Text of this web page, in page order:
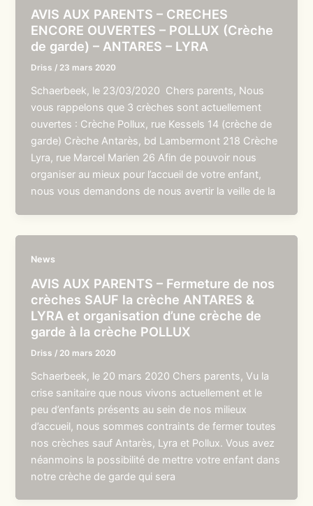
AVIS AUX PARENTS – CRECHES
ENCORE OUVERTES – POLLUX (Crèche
de garde) – ANTARES – LYRA
Driss / 23 mars 2020
Schaerbeek, le 23/03/2020 Chers parents, Nous
vous rappelons que 3 crèches sont actuellement
ouvertes : Crèche Pollux, rue Kessels 14 (crèche de
garde) Crèche Antarès, bd Lambermont 218 Crèche
Lyra, rue Marcel Marien 26 Afin de pouvoir nous
organiser au mieux pour l’accueil de votre enfant,
nous vous demandons de nous avertir la veille de la
News
AVIS AUX PARENTS – Fermeture de nos
crèches SAUF la crèche ANTARES &
LYRA et organisation d’une crèche de
garde à la crèche POLLUX
Driss / 20 mars 2020
Schaerbeek, le 20 mars 2020 Chers parents, Vu la
crise sanitaire que nous vivons actuellement et le
peu d’enfants présents au sein de nos milieux
d’accueil, nous sommes contraints de fermer toutes
nos crèches sauf Antarès, Lyra et Pollux. Vous avez
néanmoins la possibilité de mettre votre enfant dans
notre crèche de garde qui sera